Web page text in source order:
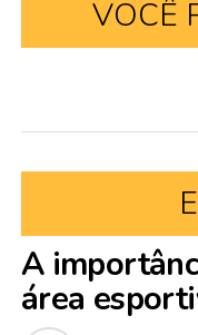
VOCÊ
A
área